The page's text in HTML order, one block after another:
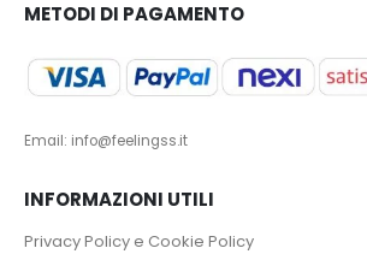
METODI DI PAGAMENTO
Email: info@feelingss.it
INFORMAZIONI UTILI
Privacy Policy e Cookie Policy